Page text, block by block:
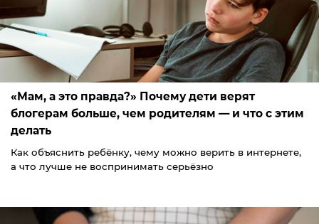
«Мам, а это правда?» Почему дети верят
блогерам больше, чем родителям — и что с этим
делать
Как объяснить ребёнку, чему можно верить в интернете,
а что лучше не воспринимать серьёзно